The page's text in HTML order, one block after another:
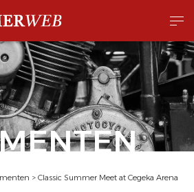
> Classic Summer Meet at Cegeka Arena